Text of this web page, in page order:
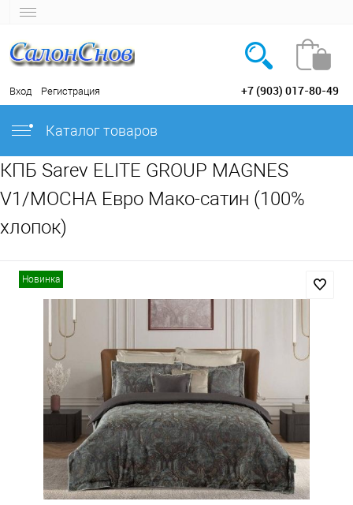
Вход Регистрация +7 (903) 017-80-49
Каталог товаров
КПБ Sarev ELITE GROUP MAGNES
V1/MOCHA Евро Мако-сатин (100%
хлопок)
Новинка